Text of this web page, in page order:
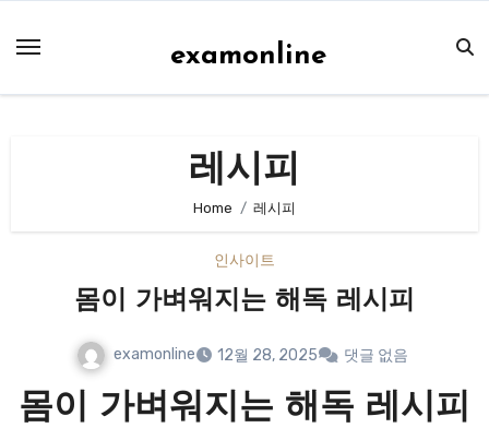
examonline
레시피
Home 레시피
인사이트
몸이 가벼워지는 해독 레시피
examonline 12월 28, 2025 댓글 없음
몸이 가벼워지는 해독 레시피